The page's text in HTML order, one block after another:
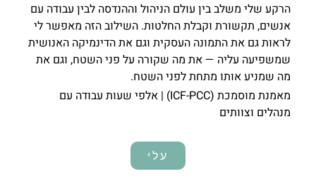
הרקע שלי משלב בין עולם הניהול וההנדסה לבין עבודה עם
אנשים, תקשורת וקבלת החלטות. השילוב הזה מאפשר לי
לראות גם את התמונה העסקית וגם את הדינמיקה האנושית
שמשפיעה עליה — את מה שקורה על פני השטח, וגם את
מה שמניע אותו מתחת לפני השטח.
מאמנת מוסמכת (ICF-PCC) | אלפי שעות עבודה עם
מנהלים וצוותים
עלי